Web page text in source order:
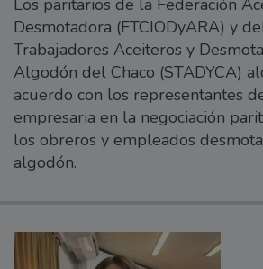
Los paritarios de la Federación
Desmotadora (FTCIODyARA) y
Trabajadores Aceiteros y
Algodón del Chaco (STADYCA)
acuerdo con los representantes
empresaria en la negociación
los obreros y empleados
algodón.